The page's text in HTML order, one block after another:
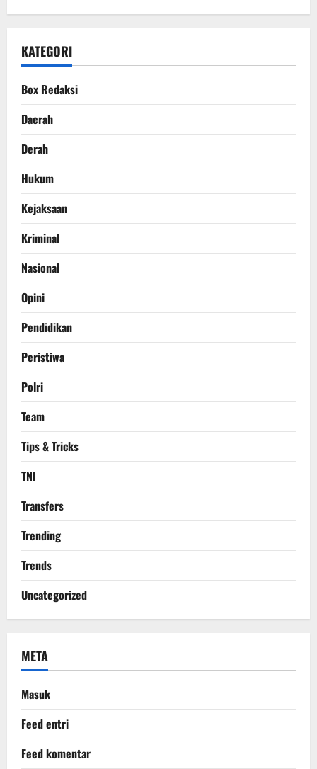
KATEGORI
Box Redaksi
Daerah
Derah
Hukum
Kejaksaan
Kriminal
Nasional
Opini
Pendidikan
Peristiwa
Polri
Team
Tips & Tricks
TNI
Transfers
Trending
Trends
Uncategorized
META
Masuk
Feed entri
Feed komentar